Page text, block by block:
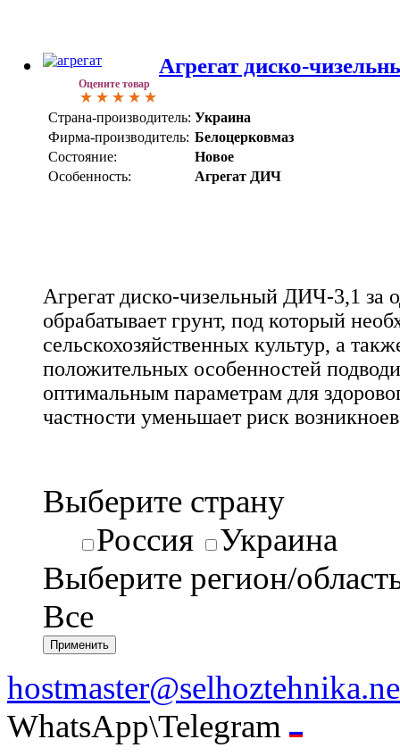
Оцените товар
Агрегат диско-
Страна-производитель: Украина
Фирма-производитель: Белоцерковмаз
Состояние:
Новое
Особенность:
Агрегат ДИЧ
Агрегат диско-чизельный ДИЧ-3,1 за
обрабатывает грунт, под который
сельскохозяйственных культур, а
положительных особенностей
оптимальным параметрам для
частности уменьшает риск
Выберите страну
Россия
Украина
Выберите регион/
Все
WhatsApp\Telegram